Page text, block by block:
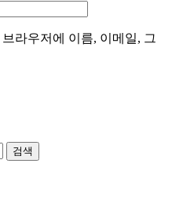
라우저에 이름, 이메일, 그